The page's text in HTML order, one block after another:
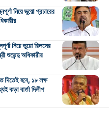
নিয়ে ভুয়ো প্রচারের
নিয়ে ভুয়ো রিলসের
শুভেন্দু অধিকারীর
দিতেই হবে, ১৮ লক্ষ
কড়া বার্তা দিলীপ